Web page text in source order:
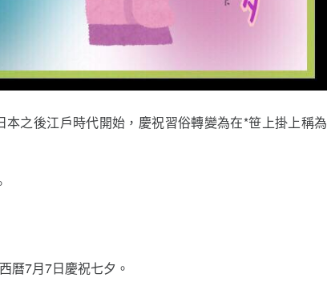
之後江戶時代開始，慶祝習俗轉變為在*笹上掛上稱為
曆7月7日慶祝七夕。